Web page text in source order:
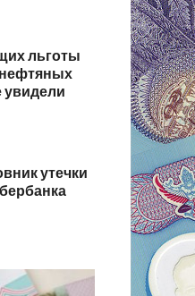
льготы
увидели
утечки